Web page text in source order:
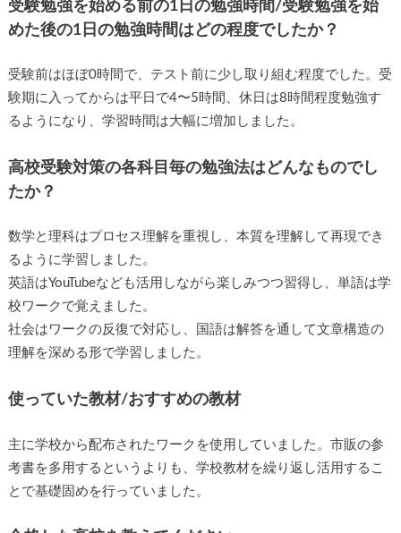
受験勉強を始める前の1日の勉強時間/受験勉強を始
めた後の1日の勉強時間はどの程度でしたか？
受験前はほぼ0時間で、テスト前に少し取り組む程度でした。受
験期に入ってからは平日で4〜5時間、休日は8時間程度勉強す
るようになり、学習時間は大幅に増加しました。
高校受験対策の各科目毎の勉強法はどんなものでし
たか？
数学と理科はプロセス理解を重視し、本質を理解して再現でき
るように学習しました。
英語はYouTubeなども活用しながら楽しみつつ習得し、単語は学
校ワークで覚えました。
社会はワークの反復で対応し、国語は解答を通して文章構造の
理解を深める形で学習しました。
使っていた教材/おすすめの教材
主に学校から配布されたワークを使用していました。市販の参
考書を多用するというよりも、学校教材を繰り返し活用するこ
とで基礎固めを行っていました。